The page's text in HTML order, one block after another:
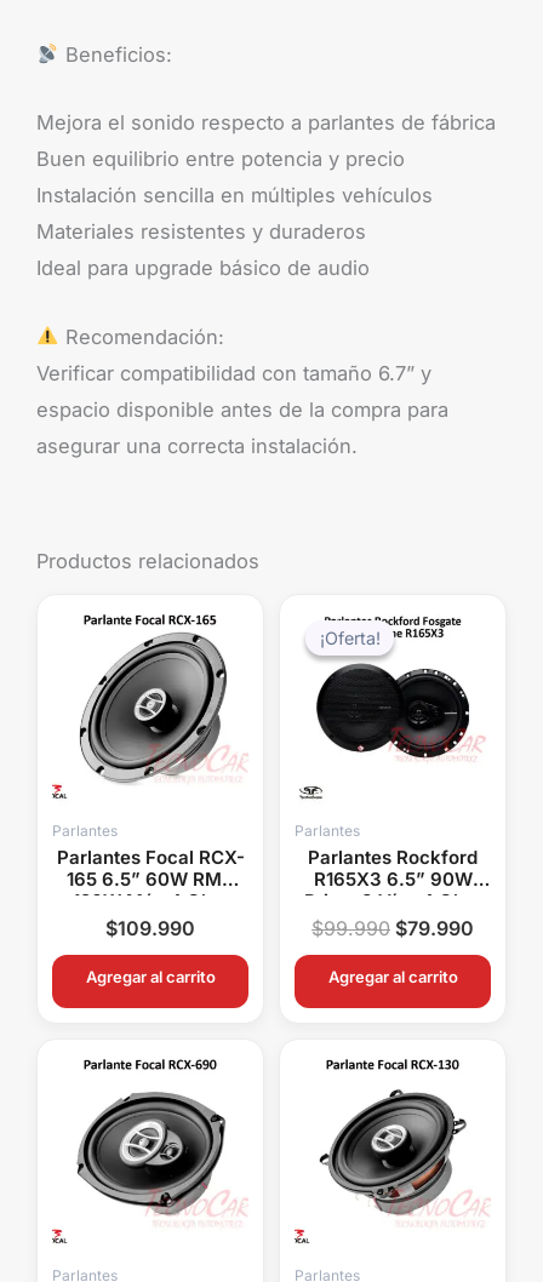
Beneficios:
Mejora el sonido respecto a parlantes de fábrica
Buen equilibrio entre potencia y precio
Instalación sencilla en múltiples vehículos
Materiales resistentes y duraderos
Ideal para upgrade básico de audio
Recomendación:
Verificar compatibilidad con tamaño 6.7” y
espacio disponible antes de la compra para
asegurar una correcta instalación.
Productos relacionados
Parlantes
Parlantes Focal RCX-
165 6.5” 60W RMS
120W Máx 4 Ohm
Auditor
$109.990
Agregar al carrito
¡Oferta!
¡Oferta!
Parlantes
Parlantes Rockford
R165X3 6.5” 90W
Prime 3 Vías 4 Ohm
Audio Auto Alta
Sensibilidad
$99.990
precio
original
era:
$99.990.
$79.990
Agregar al carrito
Parlantes Parlantes